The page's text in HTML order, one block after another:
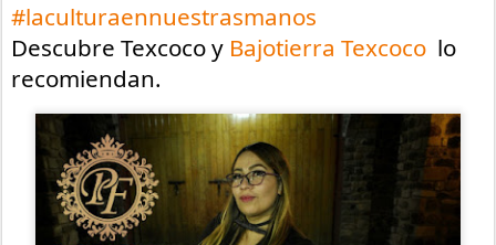
#laculturaennuestrasmanos
Descubre Texcoco y Bajotierra Texcoco
  lo
recomiendan.